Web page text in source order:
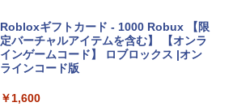
tomtoc 360°保護 15.6 16インチ パソコ
ンケース Dell NEC Lavie ASUS HP dyna
Robloxギフトカード - 1000 Robux 【限
定バーチャルアイテムを含む】 【オンラ
インゲームコード】 ロブロックス |オン
ラインコード版
￥1,600